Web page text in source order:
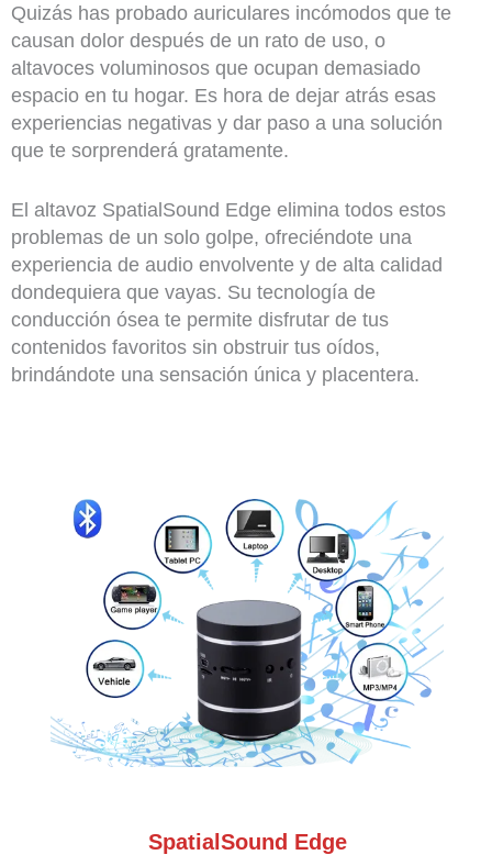
Quizás has probado auriculares incómodos que te
causan dolor después de un rato de uso, o
altavoces voluminosos que ocupan demasiado
espacio en tu hogar. Es hora de dejar atrás esas
experiencias negativas y dar paso a una solución
que te sorprenderá gratamente.
El altavoz SpatialSound Edge elimina todos estos
problemas de un solo golpe, ofreciéndote una
experiencia de audio envolvente y de alta calidad
dondequiera que vayas. Su tecnología de
conducción ósea te permite disfrutar de tus
contenidos favoritos sin obstruir tus oídos,
brindándote una sensación única y placentera.
SpatialSound Edge